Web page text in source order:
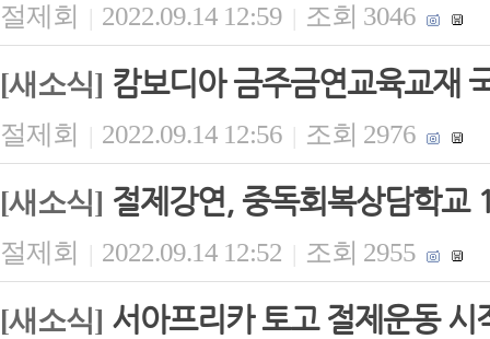
절제회 | 2022.09.14 12:59 | 조회 3046
[새소식] 캄보디아 금주금연교육교재
절제회 | 2022.09.14 12:56 | 조회 2976
[새소식] 절제강연, 중독회복상담학교
절제회 | 2022.09.14 12:52 | 조회 2955
[새소식] 서아프리카 토고 절제운동 시